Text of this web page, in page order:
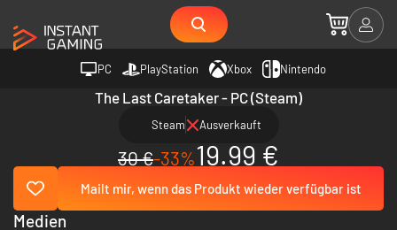
PC PlayStation Xbox Nintendo
The Last Caretaker - PC (Steam)
Steam Ausverkauft
30 €-33%19.99 €
Mailt mir, wenn das Produkt wieder verfügbar ist
Medien